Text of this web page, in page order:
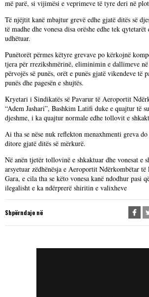
më parë, si vijimësi e veprimeve të tyre deri në
Të njëjtit kanë mbajtur grevë edhe gjatë ditës së
të madhe dhe vonesa disa orëshe edhe tek
udhëtuar.
Punëtorët përmes këtyre grevave po kërkojnë
tjera për rrezikshmërinë, eliminimin e dallimeve në
përvojës së punës, orët e punës gjatë vikendeve të
punës dhe pagesën e shujtës.
Kryetari i Sindikatës së Pavarur të Aeroportit
“Adem Jashari”, Bashkim Latifi duke e quajtur të
djeshme, i ka quajtur normale edhe tollovit e
Ai tha se nëse nuk reflekton menaxhmenti greva
ditore gjatë ditës së mërkurë.
Në anën tjetër tollovinë e shkaktuar dhe vonesat e
arsyetuar zëdhënësja e Aeroportit Ndërkombëtar
Gara, e cila tha se këto vonesa kanë ndodhur pasi
ilegalisht e ka ndërprerë shiritin e valixheve
Shpërndaje në